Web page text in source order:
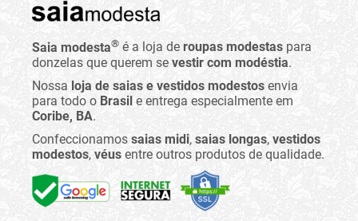
Saia modesta® é a loja de roupas modestas para
donzelas que querem se vestir com modéstia.
Nossa loja de saias e vestidos modestos envia
para todo o Brasil e entrega especialmente em
Coribe, BA.
Confeccionamos saias midi, saias longas, vestidos
modestos, véus entre outros produtos de qualidade.